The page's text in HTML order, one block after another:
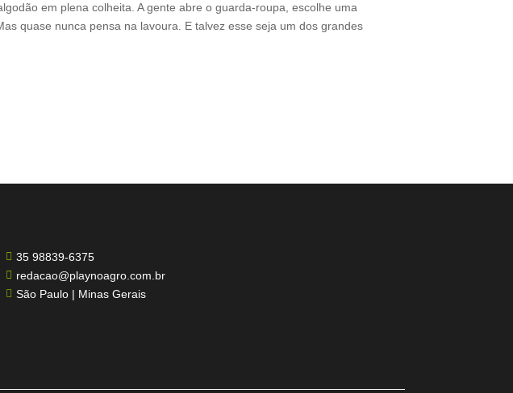
em plena colheita. A gente abre o guarda-roupa, escolhe uma
quase nunca pensa na lavoura. E talvez esse seja um dos grandes
 35 98839-6375
 redacao@playnoagro.com.br
 São Paulo | Minas Gerais